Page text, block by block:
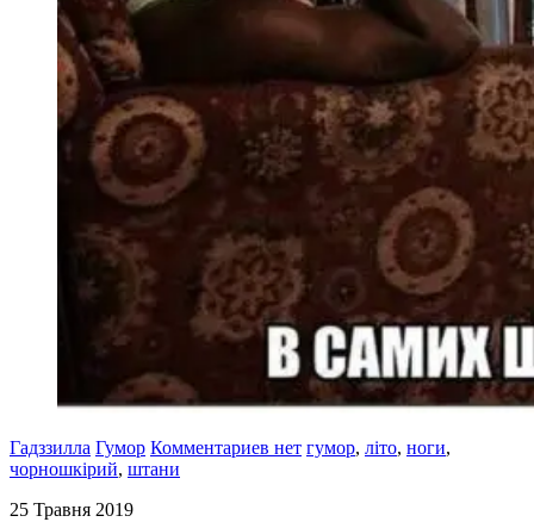
Гадззилла Гумор Комментариев нет гумор, літо, ноги,
чорношкірий, штани
25 Травня 2019